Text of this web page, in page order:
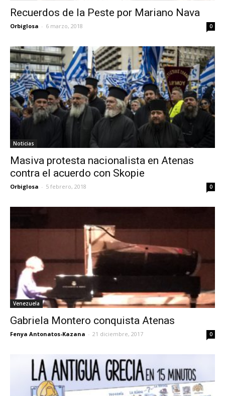
Recuerdos de la Peste por Mariano Nava
Orbiglosa - 6 marzo, 2018 0
Noticias
Masiva protesta nacionalista en Atenas
contra el acuerdo con Skopie
Orbiglosa - 5 febrero, 2018 0
Venezuela
Gabriela Montero conquista Atenas
Fenya Antonatos-Kazana - 21 diciembre, 2017 0